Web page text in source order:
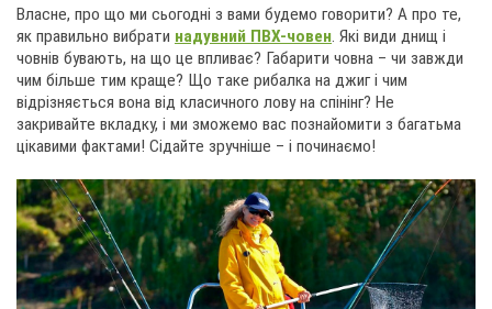
Власне, про що ми сьогодні з вами будемо говорити? А про те,
як правильно вибрати надувний ПВХ-човен. Які види днищ і
човнів бувають, на що це впливає? Габарити човна – чи завжди
чим більше тим краще? Що таке рибалка на джиг і чим
відрізняється вона від класичного лову на спінінг? Не
закривайте вкладку, і ми зможемо вас познайомити з багатьма
цікавими фактами! Сідайте зручніше – і починаємо!